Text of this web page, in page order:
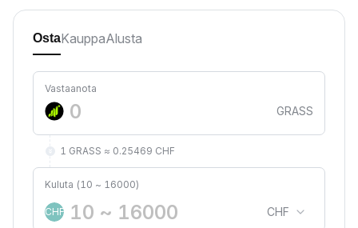
OstaKauppaAlusta
Vastaanota
GRASS
1 GRASS ≈ 0.25469 CHF
Kuluta (10 ~ 16000)
CHF CHF